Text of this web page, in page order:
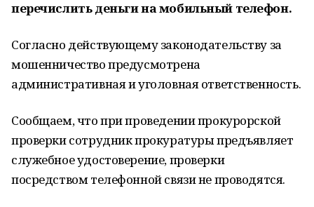
перечислить деньги на мобильный телефон.
Согласно действующему законодательству за
мошенничество предусмотрена
административная и уголовная ответственность.
Сообщаем, что при проведении прокурорской
проверки сотрудник прокуратуры предъявляет
служебное удостоверение, проверки
посредством телефонной связи не проводятся.